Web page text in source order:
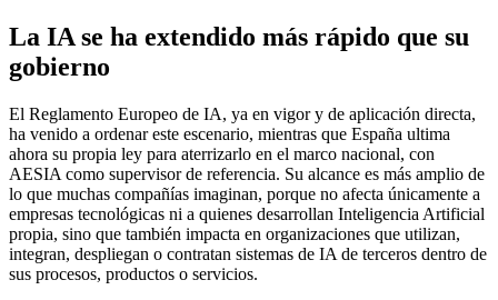
La IA se ha extendido más rápido que su
gobierno
El Reglamento Europeo de IA, ya en vigor y de aplicación directa,
ha venido a ordenar este escenario, mientras que España ultima
ahora su propia ley para aterrizarlo en el marco nacional, con
AESIA como supervisor de referencia. Su alcance es más amplio de
lo que muchas compañías imaginan, porque no afecta únicamente a
empresas tecnológicas ni a quienes desarrollan Inteligencia Artificial
propia, sino que también impacta en organizaciones que utilizan,
integran, despliegan o contratan sistemas de IA de terceros dentro de
sus procesos, productos o servicios.